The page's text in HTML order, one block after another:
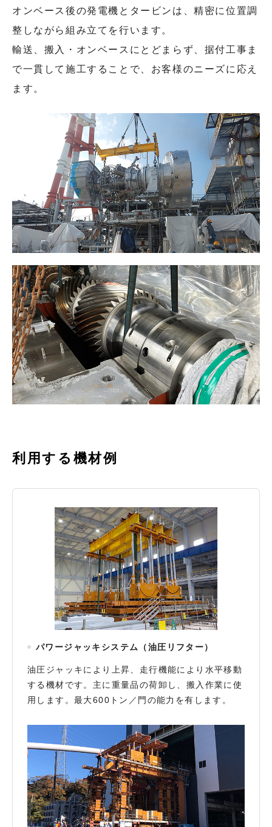
オンベース後の発電機とタービンは、精密に位置調
整しながら組み立てを行います。
輸送、搬入・オンベースにとどまらず、据付工事ま
で一貫して施工することで、お客様のニーズに応え
ます。
利用する機材例
パワージャッキシステム（油圧リフター）
油圧ジャッキにより上昇、走行機能により水平移動
する機材です。主に重量品の荷卸し、搬入作業に使
用します。最大600トン／門の能力を有します。